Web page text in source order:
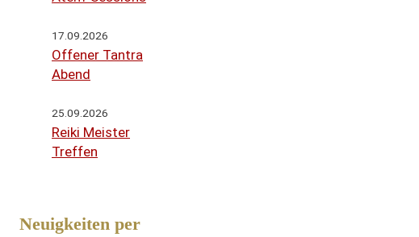
17.09.2026
Offener Tantra
Abend
25.09.2026
Reiki Meister
Treffen
Neuigkeiten per